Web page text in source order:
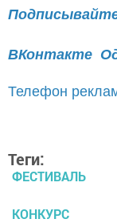
ВКонтакте
Телефон
Теги:
ФЕСТИВАЛЬ
КОНКУРС